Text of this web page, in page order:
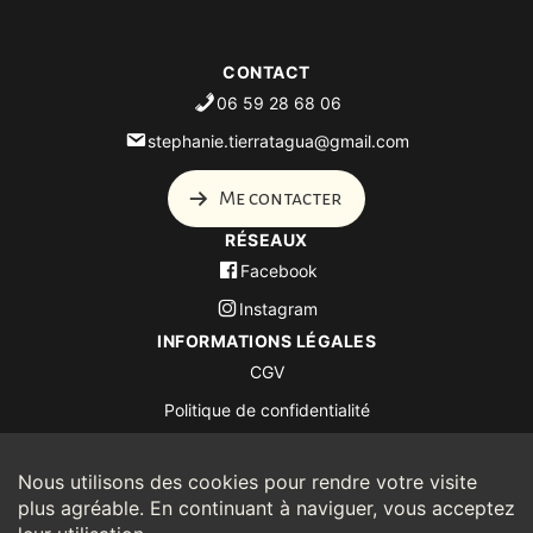
INFORMATIONS LÉGALES
CGV
Politique de confidentialité
RÉSEAUX
Facebook
Instagram
CONTACT
06 59 28 68 06
stephanie.tierratagua@gmail.com
Me contacter